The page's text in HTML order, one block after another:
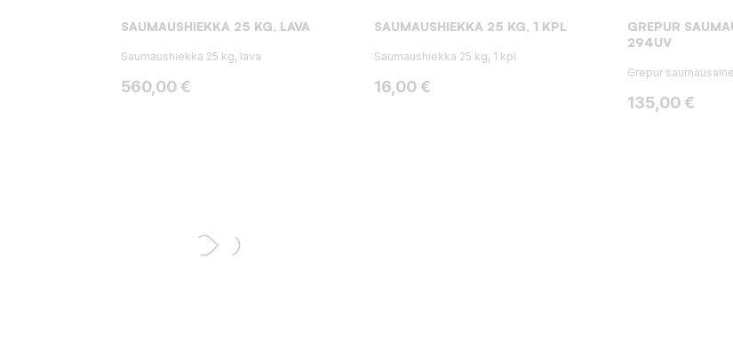
SAUMAUSHIEKKA 25 KG, LAVA
Saumaushiekka 25 kg, lava
Hinta
560,00 €
SAUMAUSHIEKKA 25 KG, 1 KPL
Saumaushiekka 25 kg, 1 kpl
Hinta
16,00 €
GREPUR
294UV
Grepur
Hinta
135,00 €